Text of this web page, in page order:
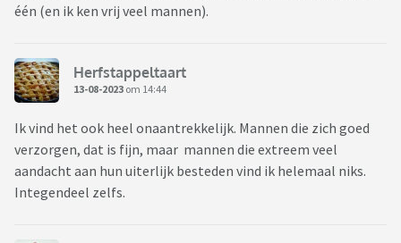
één (en ik ken vrij veel mannen).
Herfstappeltaart
13-08-2023 om 14:44
Ik vind het ook heel onaantrekkelijk. Mannen die zich goed
verzorgen, dat is fijn, maar mannen die extreem veel
aandacht aan hun uiterlijk besteden vind ik helemaal niks.
Integendeel zelfs.